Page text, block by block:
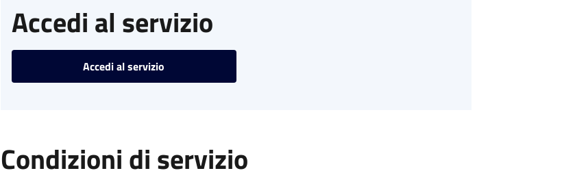
Accedi al servizio
Accedi al servizio
Condizioni di servizio